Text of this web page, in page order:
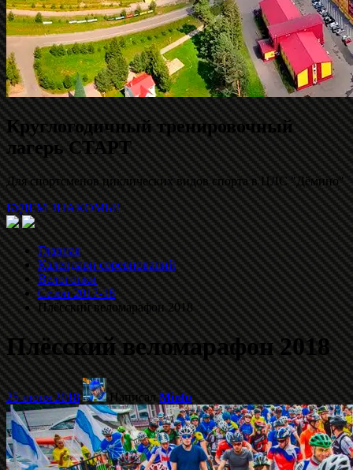
Круглогодичный тренировочный
лагерь СТАРТ
Для спортсменов циклических видов спорта в ЦЛС "Дёмино"
БУДЕМ ЗНАКОМЫ!
Главная
Календари соревнований
Велогонки
Сезон 2017-18
Плёсский веломарафон 2018
Плёсский веломарафон 2018
25 июня 2018 НаписалMinfo